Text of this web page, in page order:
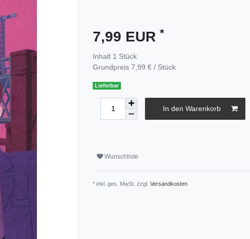
7,99 EUR *
Inhalt 1 Stück
Grundpreis 7,99 € / Stück
Lieferbar
In den Warenkorb
Wunschliste
* inkl. ges. MwSt. zzgl. Versandkosten